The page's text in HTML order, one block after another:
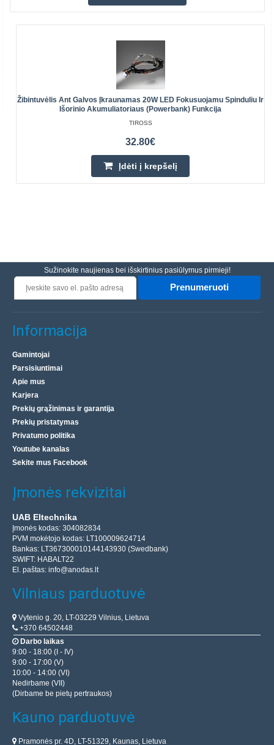
Žibintuvėlis Ant Galvos Įkraunamas 20W LED Fokusuojamu Spinduliu Ir
Išorinio Akumuliatoriaus (powerbank) Funkcija
TIROSS
32.80€
Įdėti į krepšelį
Sužinokite naujienas bei išskirtinius pasiūlymus pirmieji!
Prenumeruoti
Informacija
Gamintojai
Parsisiuntimai
Apie mus
Karjera
Prekių grąžinimas ir garantija
Prekių pristatymas
Privatumo politika
Youtube kanalas
Sekite mus Facebook
Įmonės rekvizitai
UAB Eltechnika
Įmonės kodas: 304082834
PVM mokėtojo kodas: LT100009624714
Bankas: LT367300010144143930 (Swedbank)
SWIFT: HABALT22
El. paštas: info@anodas.lt
Vilniaus parduotuvė
Vytenio g. 20, LT-03229 Vilnius, Lietuva
+370 64502448
Darbo laikas
9:00 - 18:00 (I - IV)
9:00 - 17:00 (V)
10:00 - 14:00 (VI)
Nedirbame (VII)
(Dirbame be pietų pertraukos)
Kauno parduotuvė
Pramonės pr. 4D, LT-51329, Kaunas, Lietuva